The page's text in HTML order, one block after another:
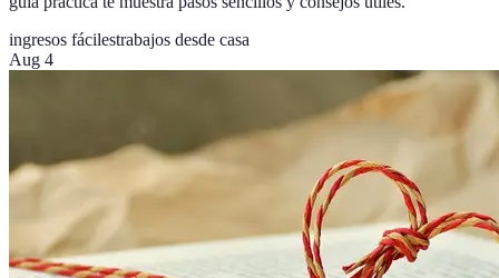
ingresos fácilestrabajos desde casa
Aug 4